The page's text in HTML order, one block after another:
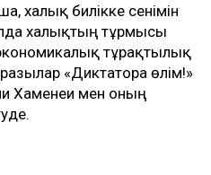
халық билікке сенімін
халықтың тұрмысы
тұрақтылық
«Диктаторға өлім!»
Хаменеи мен оның